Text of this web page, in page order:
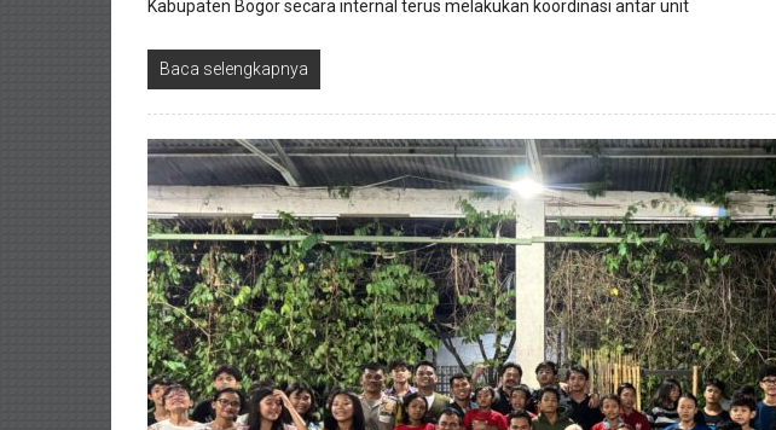
Kabupaten Bogor secara internal terus melakukan koordinasi antar unit
Baca selengkapnya